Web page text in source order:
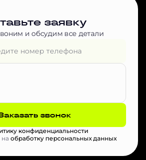
заявку
и обсудим все детали
звонок
конфиденциальности
обработку персональных данных